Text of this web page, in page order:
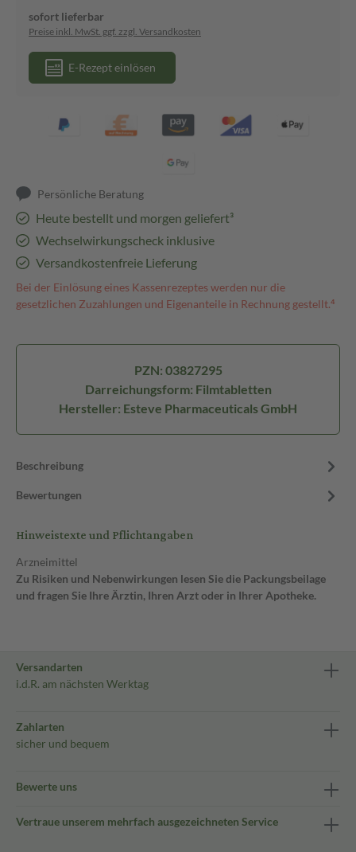
sofort lieferbar
Preise inkl. MwSt. ggf. zzgl. Versandkosten
E-Rezept einlösen
Persönliche Beratung
Heute bestellt und morgen geliefert³
Wechselwirkungscheck inklusive
Versandkostenfreie Lieferung
Bei der Einlösung eines Kassenrezeptes werden nur die
gesetzlichen Zuzahlungen und Eigenanteile in Rechnung gestellt.⁴
PZN: 03827295
Darreichungsform: Filmtabletten
Hersteller: Esteve Pharmaceuticals GmbH
Beschreibung
Bewertungen
Hinweistexte und Pflichtangaben
Arzneimittel
Zu Risiken und Nebenwirkungen lesen Sie die Packungsbeilage
und fragen Sie Ihre Ärztin, Ihren Arzt oder in Ihrer Apotheke.
Versandarten
i.d.R. am nächsten Werktag
Zahlarten
sicher und bequem
Bewerte uns
Vertraue unserem mehrfach ausgezeichneten Service